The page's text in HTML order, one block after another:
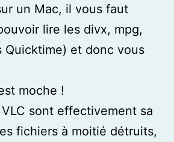
un Mac, il vous faut
lire les divx, mpg,
Quicktime) et donc vous
moche !
sont effectivement sa
fichiers à moitié détruits,